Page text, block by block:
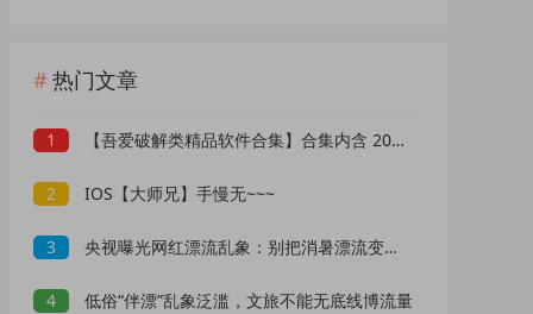
热门文章
1 【吾爱破解类精品软件合集】合集内含 2000 +实用工具 【1.5GB】
2 IOS【大师兄】手慢无~~~
3 央视曝光网红漂流乱象：别把消暑漂流变成一场冒险赌命
4 低俗“伴漂”乱象泛滥，文旅不能无底线博流量